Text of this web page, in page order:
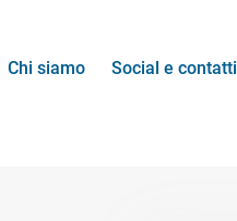
Chi siamo Social e contatti